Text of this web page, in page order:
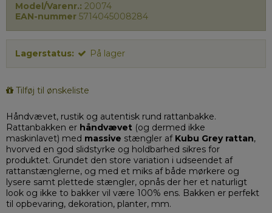
Model/Varenr.: 20074
EAN-nummer 5714045008284
Lagerstatus: På lager
Tilføj til ønskeliste
Håndvævet, rustik og autentisk rund rattanbakke.
Rattanbakken er håndvævet (og dermed ikke
maskinlavet) med massive stængler af Kubu Grey rattan,
hvorved en god slidstyrke og holdbarhed sikres for
produktet. Grundet den store variation i udseendet af
rattanstænglerne, og med et miks af både mørkere og
lysere samt plettede stængler, opnås der her et naturligt
look og ikke to bakker vil være 100% ens. Bakken er perfekt
til opbevaring, dekoration, planter, mm.